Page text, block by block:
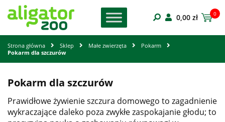
0,00 zł 0
Strona główna Sklep Małe zwierzęta
Pokarm
Pokarm dla szczurów
Pokarm dla szczurów
Prawidłowe żywienie szczura domowego to zagadnienie
wykraczające daleko poza zwykłe zaspokajanie głodu; to